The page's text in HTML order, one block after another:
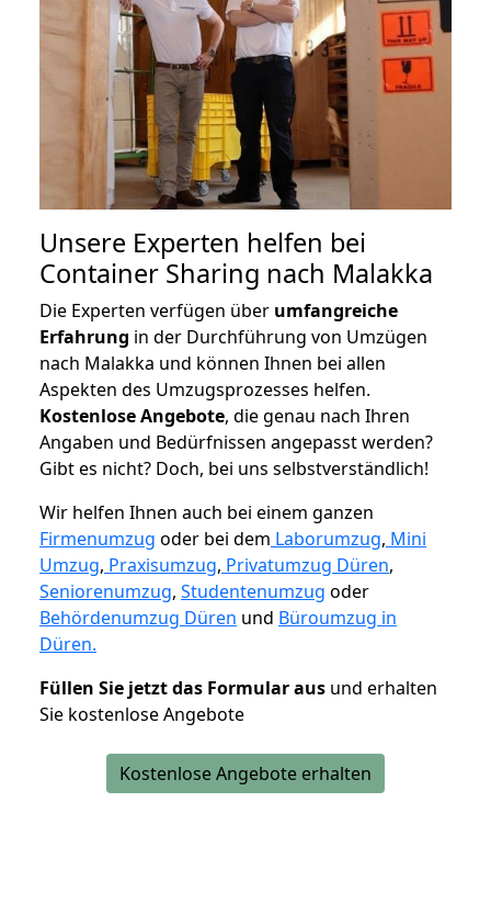
Unsere Experten helfen bei
Container Sharing nach Malakka
Die Experten verfügen über umfangreiche
Erfahrung in der Durchführung von Umzügen
nach Malakka und können Ihnen bei allen
Aspekten des Umzugsprozesses helfen.
Kostenlose Angebote, die genau nach Ihren
Angaben und Bedürfnissen angepasst werden?
Gibt es nicht? Doch, bei uns selbstverständlich!
Wir helfen Ihnen auch bei einem ganzen
Firmenumzug oder bei dem Laborumzug, Mini
Umzug, Praxisumzug, Privatumzug Düren,
Seniorenumzug, Studentenumzug oder
Behördenumzug Düren und Büroumzug in
Düren.
Füllen Sie jetzt das Formular aus und erhalten
Sie kostenlose Angebote
Kostenlose Angebote erhalten